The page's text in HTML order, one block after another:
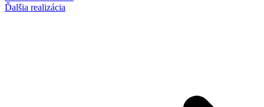
Ďalšia realizácia